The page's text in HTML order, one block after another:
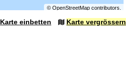
© OpenStreetMapcontributors.
Karte einbetten Karte vergrössern